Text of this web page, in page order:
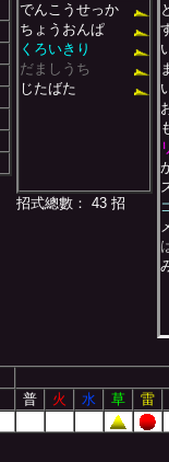
でんこうせっか
ちょうおんぱ
くろいきり
だましうち
じたばた
招式總數： 43 招
普 火 水 草
雷